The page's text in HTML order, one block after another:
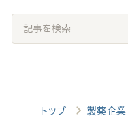
記
事
トップ 製薬企業